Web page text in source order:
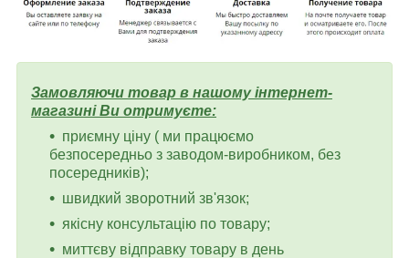
Замовляючи товар в нашому інтернет-
магазині Ви отримуєте:
приємну ціну ( ми працюємо
безпосередньо з заводом-виробником, без
посередників);
швидкий зворотний зв'язок;
якісну консультацію по товару;
миттєву відправку товару в день